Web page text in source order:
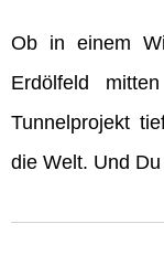
Ob in einem
Erdölfeld
Tunnelprojekt
die Welt. Und